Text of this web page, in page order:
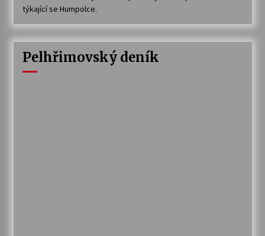
týkající se Humpolce.
Pelhřimovský deník